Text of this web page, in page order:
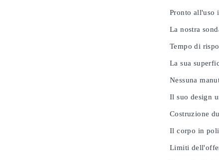
Pronto all'uso
La nostra
Tempo di
La sua
Nessuna
Il suo design
Costruzione
Il corpo in
Limiti